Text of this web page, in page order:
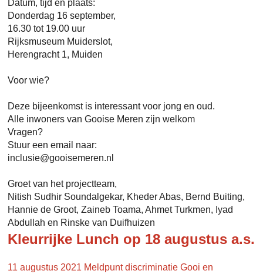
Datum, tijd en plaats:
Donderdag 16 september,
16.30 tot 19.00 uur
Rijksmuseum Muiderslot,
Herengracht 1, Muiden
Voor wie?
Deze bijeenkomst is interessant voor jong en oud.
Alle inwoners van Gooise Meren zijn welkom
Vragen?
Stuur een email naar:
inclusie@gooisemeren.nl
Groet van het projectteam,
Nitish Sudhir Soundalgekar, Kheder Abas, Bernd Buiting,
Hannie de Groot, Zaineb Toama, Ahmet Turkmen, Iyad
Abdullah en Rinske van Duifhuizen
Kleurrijke Lunch op 18 augustus a.s.
11 augustus 2021 Meldpunt discriminatie Gooi en